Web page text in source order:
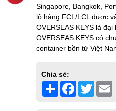
Singapore, Bangkok,
lô hàng FCL/LCL được
OVERSEAS KEYS là
OVERSEAS KEYS có
container bồn từ Việt
Chia sẻ:
Share Facebook
Twitter